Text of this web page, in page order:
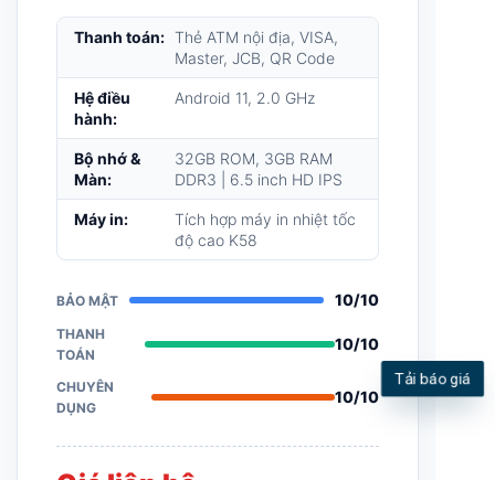
Dòng máy All-in-one cao cấpbảo
mật tuyệt đối, chuyên xử lý tác vụ
thanh toán nên không cho phép
cài App ngoài (nhận đơn).Thiết bị
chỉ tập trung bán hàng order, xuất
in bill PosApp và chấp nhận quẹt
thẻ ngân hàng nội địa/quốc tế một
cách chuyên nghiệp.
Thanh toán:
Master, JCB, QR Code
Hệ điều
hành:
Android 11, 2.0 GHz
Bộ nhớ &
Màn:
32GB ROM, 3GB RAM
DDR3 | 6.5 inch HD IPS
Tải báo giá